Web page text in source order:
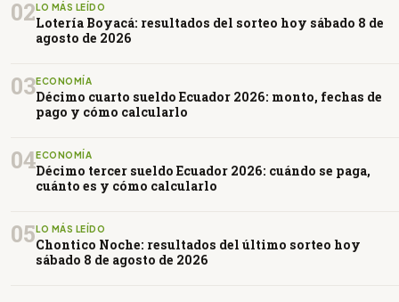
02LO MÁS LEÍDO
Lotería Boyacá: resultados del sorteo hoy sábado 8 de
agosto de 2026
03ECONOMÍA
Décimo cuarto sueldo Ecuador 2026: monto, fechas de
pago y cómo calcularlo
04ECONOMÍA
Décimo tercer sueldo Ecuador 2026: cuándo se paga,
cuánto es y cómo calcularlo
05LO MÁS LEÍDO
Chontico Noche: resultados del último sorteo hoy
sábado 8 de agosto de 2026